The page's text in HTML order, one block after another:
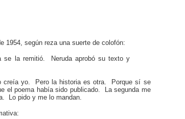
1954, según reza una suerte de colofón:
se la remitió. Neruda aprobó su texto y
creía yo. Pero la historia es otra. Porque sí se
el poema había sido publicado. La segunda me
Lo pido y me lo mandan.